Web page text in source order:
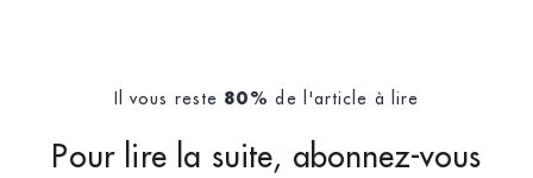
Il vous reste 80% de l'article à lire
Pour lire la suite, abonnez-vous